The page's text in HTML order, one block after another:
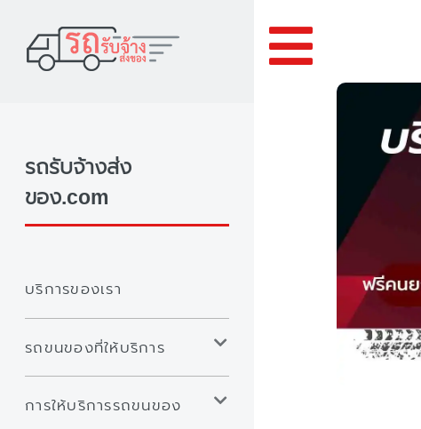
รถรับจ้างส่ง
ของ.com
บริการของเรา
รถขนของที่ให้บริการ
การให้บริการรถขนของ